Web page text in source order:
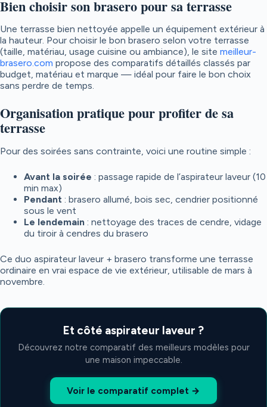
Bien choisir son brasero pour sa terrasse
Une terrasse bien nettoyée appelle un équipement extérieur à
la hauteur. Pour choisir le bon brasero selon votre terrasse
(taille, matériau, usage cuisine ou ambiance), le site meilleur-
brasero.com propose des comparatifs détaillés classés par
budget, matériau et marque — idéal pour faire le bon choix
sans perdre de temps.
Organisation pratique pour profiter de sa
terrasse
Pour des soirées sans contrainte, voici une routine simple :
Avant la soirée : passage rapide de l’aspirateur laveur (10
min max)
Pendant : brasero allumé, bois sec, cendrier positionné
sous le vent
Le lendemain : nettoyage des traces de cendre, vidage
du tiroir à cendres du brasero
Ce duo aspirateur laveur + brasero transforme une terrasse
ordinaire en vrai espace de vie extérieur, utilisable de mars à
novembre.
Et côté aspirateur laveur ?
Découvrez notre comparatif des meilleurs modèles pour
une maison impeccable.
Voir le comparatif complet →